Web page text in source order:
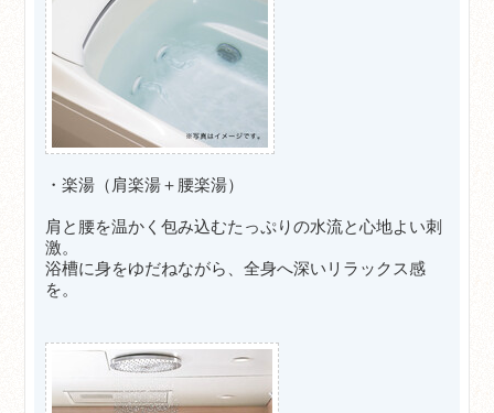
・楽湯（肩楽湯＋腰楽湯）
肩と腰を温かく包み込むたっぷりの水流と心地よい刺
激。
浴槽に身をゆだねながら、全身へ深いリラックス感
を。